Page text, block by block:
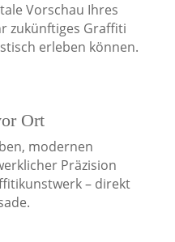
Vorschau Ihres
zukünftiges Graffiti
erleben können.
Ort
modernen
Präzision
– direkt